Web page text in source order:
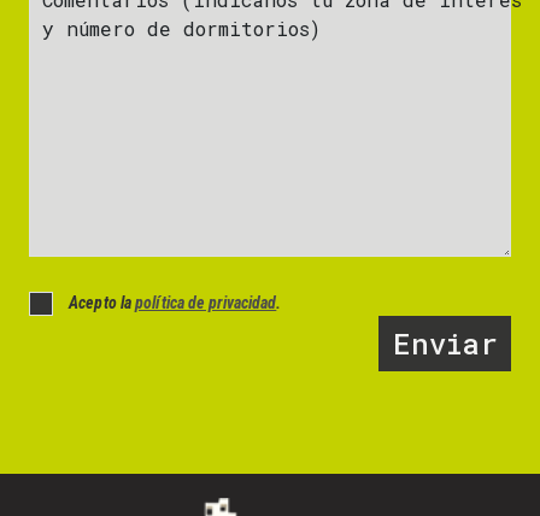
y número de dormitorios)
Acepto lapolítica de privacidad.